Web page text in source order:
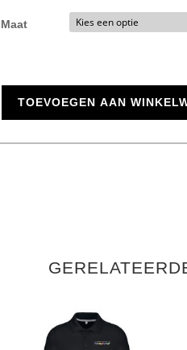
Maat
TOEVOEGEN AAN